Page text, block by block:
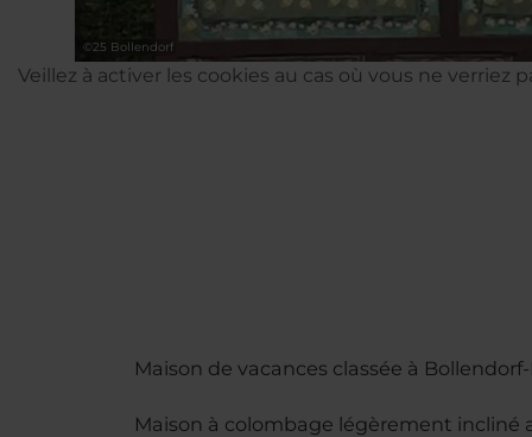
©25 Bollendorf
Veillez à activer les cookies au cas où vous ne verriez
Maison de vacances classée à
Maison à colombage légèrement incliné